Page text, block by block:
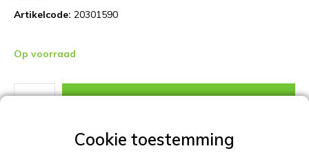
Artikelcode: 20301590
Op voorraad
TOEVOEGEN AAN WINKELWAGEN
DIRECT BETALEN